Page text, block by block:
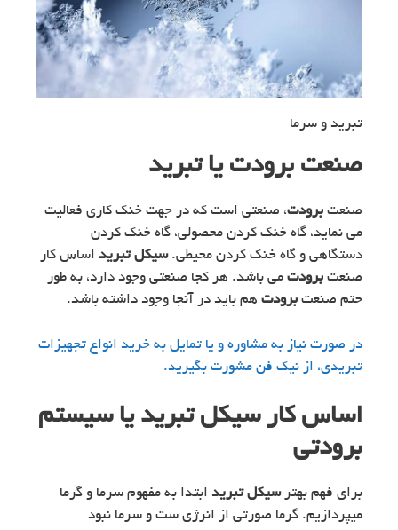
تبرید و سرما
صنعت برودت یا تبرید
صنعت برودت، صنعتی است که در جهت خنک کاری فعالیت
می نماید، گاه خنک کردن محصولی، گاه خنک کردن
دستگاهی و گاه خنک کردن محیطی.سیکل تبرید اساس کار
صنعت برودت می باشد. هر کجا صنعتی وجود دارد، به طور
حتم صنعت برودت هم باید در آنجا وجود داشته باشد.
در صورت نیاز به مشاوره و یا تمایل به خرید انواع تجهیزات
تبریدی، از نیک فن مشورت بگیرید.
اساس کار سیکل تبرید یا سیستم
برودتی
برای فهم بهترسیکل تبرید ابتدا به مفهوم سرما و گرما
میپردازیم. گرما صورتی از انرژی ست و سرما نبود